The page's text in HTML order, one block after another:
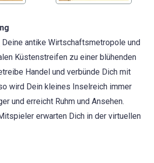
Deine antike Wirtschaftsmetropole und
Küstenstreifen zu einer blühenden
Handel und verbünde Dich mit
wird Dein kleines Inselreich immer
und erreicht Ruhm und Ansehen.
erwarten Dich in der virtuellen